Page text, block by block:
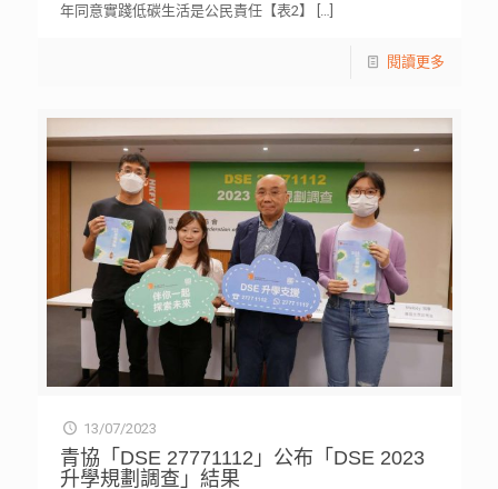
年同意實踐低碳生活是公民責任【表2】
[…]
閱讀更多
13/07/2023
青協「DSE 27771112」公布「DSE 2023
升學規劃調查」結果